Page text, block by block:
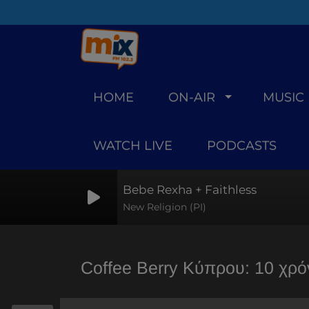
HOME ON-AIR MUSIC
WATCH LIVE PODCASTS
Bebe Rexha + Faithless
New Religion (PI)
Coffee Berry Κύπρου: 10